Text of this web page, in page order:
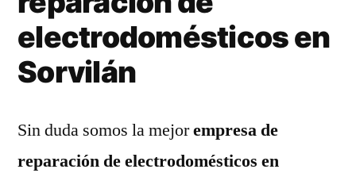
electrodomésticos en
Sorvilán
Sin duda somos la mejorempresa de
reparación de electrodomésticos en